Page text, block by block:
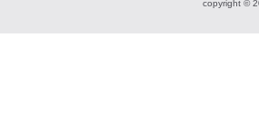
copyright ©